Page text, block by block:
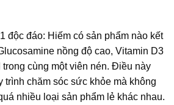
độc đáo: Hiếm có sản phẩm nào kết
nồng độ cao, Vitamin D3
cùng một viên nén. Điều này
trình chăm sóc sức khỏe mà không
nhiều loại sản phẩm lẻ khác nhau.